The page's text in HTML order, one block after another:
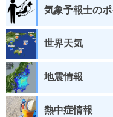
気象予報士の
世界天気
地震情報
熱中症情報